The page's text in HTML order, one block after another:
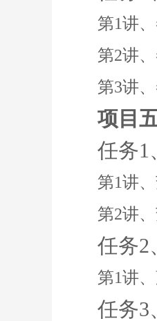
第1讲
第2讲
第3讲
项目
任务1
第1讲
第2讲
任务2
第1讲
任务3